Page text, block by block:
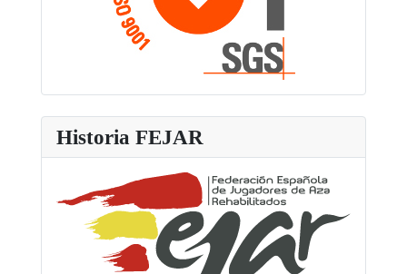
Historia FEJAR